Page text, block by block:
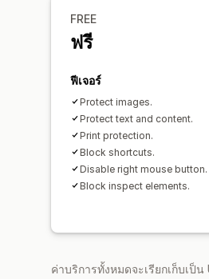
FREE
ฟรี
ฟีเจอร์
Protect images.
Protect text and content.
Print protection.
Block shortcuts.
Disable right mouse button.
Block inspect elements.
ค่าบริการทั้งหมดจะเรียกเก็บเป็